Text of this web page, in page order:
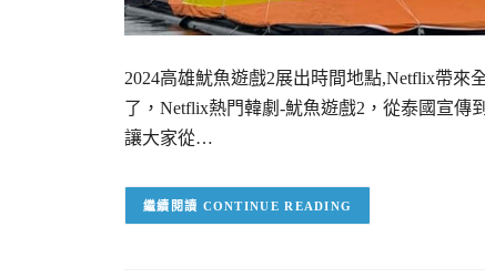
2024高雄魷魚遊戲2展出時間地點,Netflix帶來
了，Netflix熱門韓劇-魷魚遊戲2，從泰國宣傳
讓大家從…
CONTINUE READING